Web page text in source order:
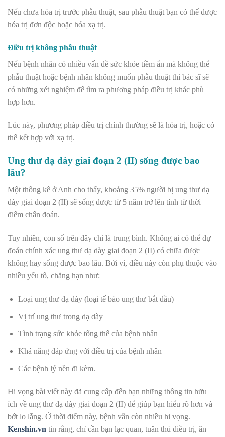
Nếu chưa hóa trị trước phẫu thuật, sau phẫu thuật bạn có thể được
hóa trị đơn độc hoặc hóa xạ trị.
Điều trị không phẫu thuật
Nếu bệnh nhân có nhiều vấn đề sức khỏe tiềm ẩn mà không thể
phẫu thuật hoặc bệnh nhân không muốn phẫu thuật thì bác sĩ sẽ
có những xét nghiệm để tìm ra phương pháp điều trị khác phù
hợp hơn.
Lúc này, phương pháp điều trị chính thường sẽ là hóa trị, hoặc có
thể kết hợp với xạ trị.
Ung thư dạ dày giai đoạn 2 (II) sống được bao
lâu?
Một thống kê ở Anh cho thấy, khoảng 35% người bị ung thư dạ
dày giai đoạn 2 (II) sẽ sống được từ 5 năm trở lên tính từ thời
điểm chẩn đoán.
Tuy nhiên, con số trên đây chỉ là trung bình. Không ai có thể dự
đoán chính xác ung thư dạ dày giai đoạn 2 (II) có chữa được
không hay sống được bao lâu. Bởi vì, điều này còn phụ thuộc vào
nhiều yếu tố, chẳng hạn như:
Loại ung thư dạ dày (loại tế bào ung thư bắt đầu)
Vị trí ung thư trong dạ dày
Tình trạng sức khỏe tổng thể của bệnh nhân
Khả năng đáp ứng với điều trị của bệnh nhân
Các bệnh lý nền đi kèm.
Hi vọng bài viết này đã cung cấp đến bạn những thông tin hữu
ích về ung thư dạ dày giai đoạn 2 (II) để giúp bạn hiểu rõ hơn và
bớt lo lắng. Ở thời điểm này, bệnh vẫn còn nhiều hi vọng.
Kenshin.vn tin rằng, chỉ cần bạn lạc quan, tuân thủ điều trị, ăn